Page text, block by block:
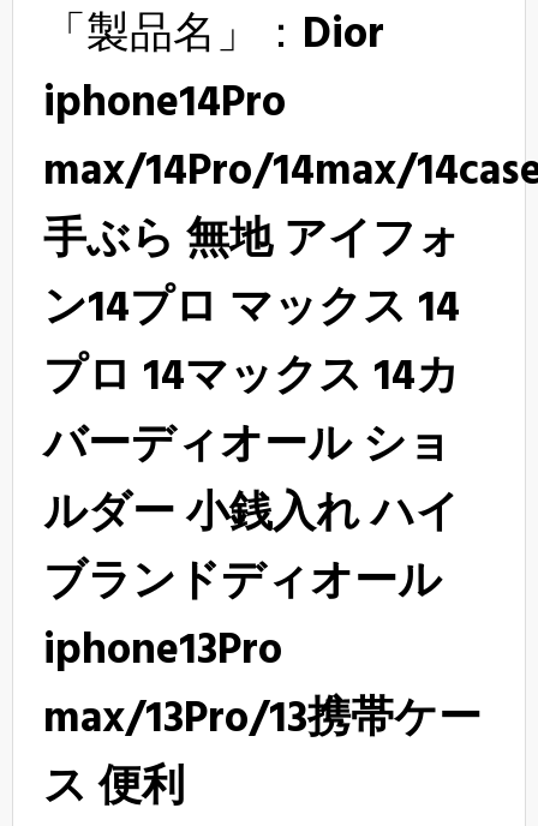
「製品名」： Dior
iphone14Pro
max/14Pro/14max/
手ぶら 無地 アイフォ
ン14プロ マックス 14
プロ 14マックス 14カ
バーディオール ショ
ルダー 小銭入れ ハイ
ブランドディオール
iphone13Pro
max/13Pro/13携帯ケー
ス 便利